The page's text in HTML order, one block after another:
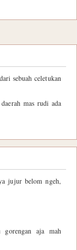
sebuah celetukan
mas rudi ada
jujur belom ngeh,
aja mah